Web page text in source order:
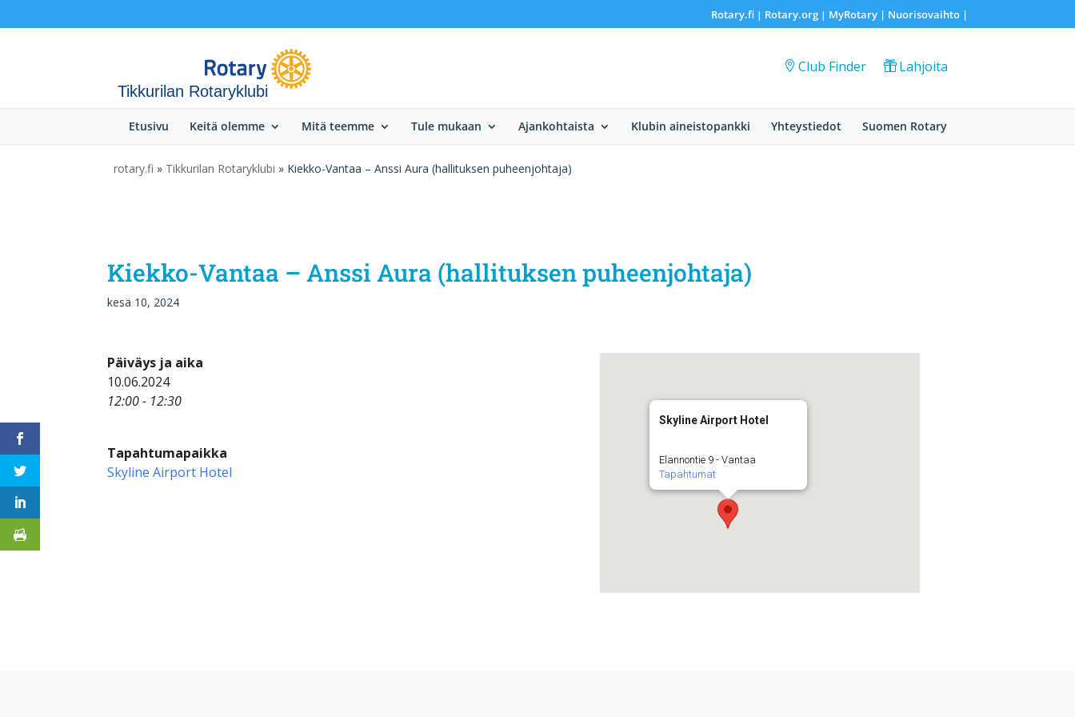
Rotary.fi| Rotary.org| MyRotary | Nuorisovaihto|
Tikkurilan Rotaryklubi
Club Finder Lahjoita
Etusivu Keitä olemme Mitä teemme Tule mukaan Ajankohtaista Klubin aineistopankki Yhteystiedot Suomen Rotary
rotary.fi » Tikkurilan Rotaryklubi » Kiekko-Vantaa – Anssi Aura (hallituksen puheenjohtaja)
Kiekko-Vantaa – Anssi Aura (hallituksen puheenjohtaja)
kesä 10, 2024
Skyline Airport Hotel
Elannontie 9 - Vantaa
Tapahtumat
Päiväys ja aika
10.06.2024
12:00 - 12:30
Tapahtumapaikka
Skyline Airport Hotel